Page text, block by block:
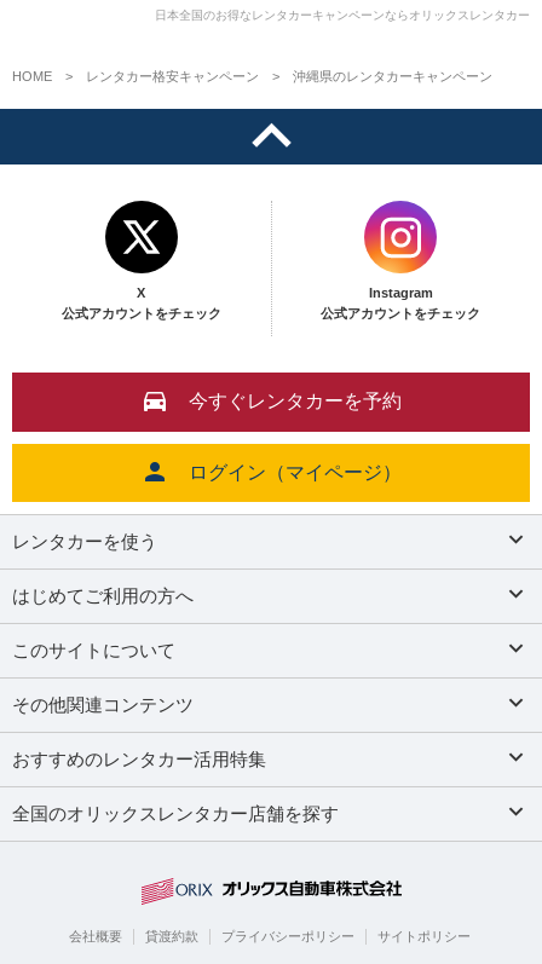
日本全国のお得なレンタカーキャンペーンならオリックスレンタカー
HOME レンタカー格安キャンペーン 沖縄県のレンタカーキャンペーン
X
公式アカウントをチェック
Instagram
公式アカウントをチェック
今すぐレンタカーを予約
ログイン（マイページ）
レンタカーを使う
はじめてご利用の方へ
このサイトについて
その他関連コンテンツ
おすすめのレンタカー活用特集
全国のオリックスレンタカー店舗を探す
会社概要 貸渡約款 プライバシーポリシー サイトポリシー